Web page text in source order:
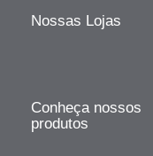
Nossas Lojas
Conheça nossos
produtos